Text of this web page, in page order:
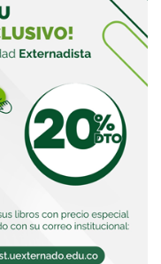
Buscar
Buscar